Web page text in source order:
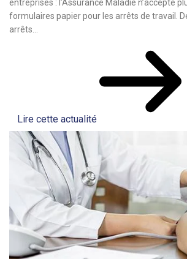
entreprises : l’Assurance Maladie n’accepte
formulaires papier pour les arrêts de travail.
arrêts...
Lire cette actualité